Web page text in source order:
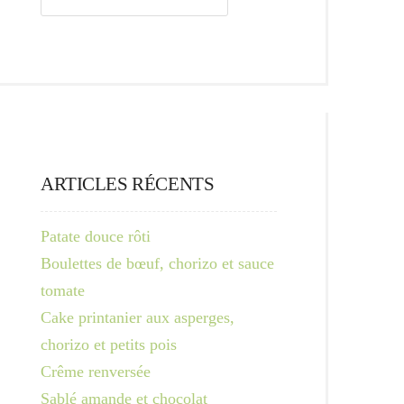
ARTICLES RÉCENTS
Patate douce rôti
Boulettes de bœuf, chorizo et sauce
tomate
Cake printanier aux asperges,
chorizo et petits pois
Crême renversée
Sablé amande et chocolat